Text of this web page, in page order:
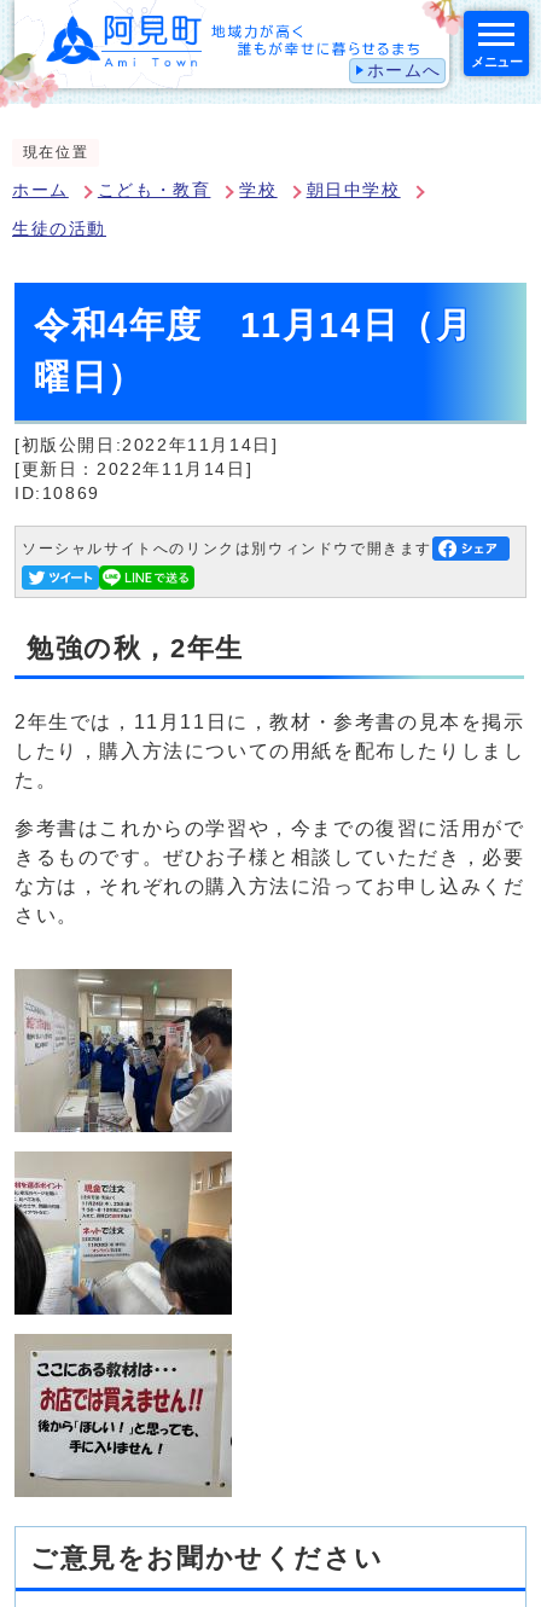
ホームへ メニュー
現在位置
ホーム こども・教育 学校 朝日中学校
生徒の活動
令和4年度 11月14日（月
曜日）
[初版公開日:2022年11月14日]
[更新日：2022年11月14日]
ID:10869
ソーシャルサイトへのリンクは別ウィンドウで開きます
勉強の秋，2年生
2年生では，11月11日に，教材・参考書の見本を掲示
したり，購入方法についての用紙を配布したりしまし
た。
参考書はこれからの学習や，今までの復習に活用がで
きるものです。ぜひお子様と相談していただき，必要
な方は，それぞれの購入方法に沿ってお申し込みくだ
さい。
ご意見をお聞かせください